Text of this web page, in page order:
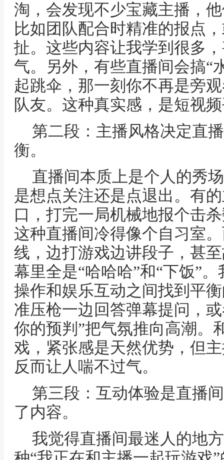
淘，会发现不少宝藏主播，
比如团队配合时精准的报点
扯。这些内容让我学到很多
气。另外，有些直播间会搞“
起跳伞，那一刻你不再是旁
队友。这种真实感，是短视
第二段：主播风格决定直
衡。
直播间本质上是个人的秀
是想点关注还是点退出。有
口，打完一局机械地报个击
这种直播间冷得像个自习室
线，边打游戏边讲段子，甚
幕里全是“哈哈哈”和“下饭”
操作和娱乐互动之间找到平
准压枪一边回答弹幕提问，
你的预判”把气氛推向高潮。
戏，紧张感是天然优势，但
反而让人喘不过气。
第三段：互动体验是直播
了内容。
我觉得直播间最迷人的地